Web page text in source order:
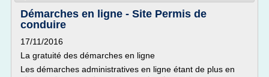
Démarches en ligne - Site Permis de
conduire
17/11/2016
La gratuité des démarches en ligne
Les démarches administratives en ligne étant de plus en